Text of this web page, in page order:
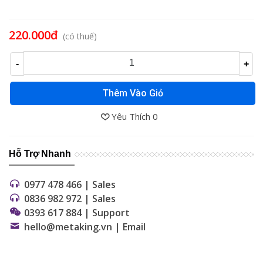
220.000đ (có thuế)
- +
Thêm Vào Giỏ
Yêu Thích 0
Hỗ Trợ Nhanh
0977 478 466 | Sales
0836 982 972 | Sales
0393 617 884 | Support
hello@metaking.vn | Email